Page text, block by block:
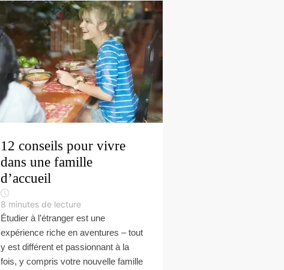
12 conseils pour vivre
dans une famille
d’accueil
8 minutes de lecture
Étudier à l’étranger est une
expérience riche en aventures – tout
y est différent et passionnant à la
fois, y compris votre nouvelle famille